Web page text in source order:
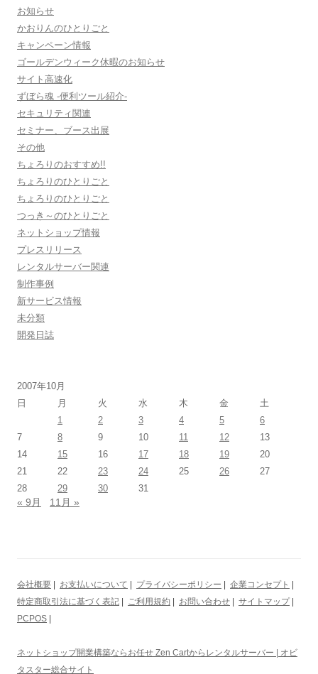
お知らせ
かおりんのひとりごと
キャンペーン情報
ゴールデンウィーク休暇のお知らせ
サイト高速化
ずぼら魂 -便利ツール紹介-
セキュリティ関連
セミナー、ブース出展
その他
ちょろりのおすすめ!!
ちょろりのひとりごと
ちょろりのひとりごと
つっき～のひとりごと
ネットショップ情報
プレスリリース
レンタルサーバー関連
制作事例
新サービス情報
未分類
開発日誌
2007年10月
日
月 火 水 木 金
土
1
2 3 4 5
6
7
8 9 10 11 12
13
14
15 16 17 18 19
20
21
22 23 24 25 26
27
28
29 30 31
« 9月 11月 »
会社概要 お支払いについて プライバシーポリシー 企業コンセプト
特定商取引法に基づく表記
ご利用規約 お問い合わせ サイトマップ|
PCPOS
ネットショップ開業構築ならお任せ Zen Cartからレンタルサーバー | オビ
タスター総合サイト